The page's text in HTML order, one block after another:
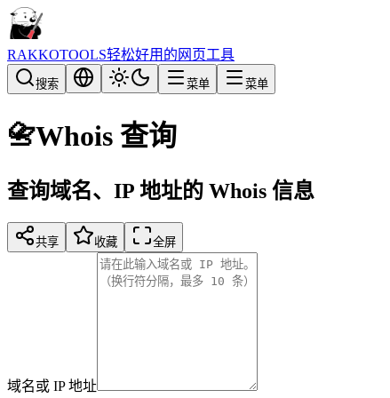
RAKKOTOOLS轻松好用的网页工具
搜索 菜单 菜单
📇Whois 查询
查询域名、IP 地址的 Whois 信息
共享 收藏 全屏
域名或 IP 地址